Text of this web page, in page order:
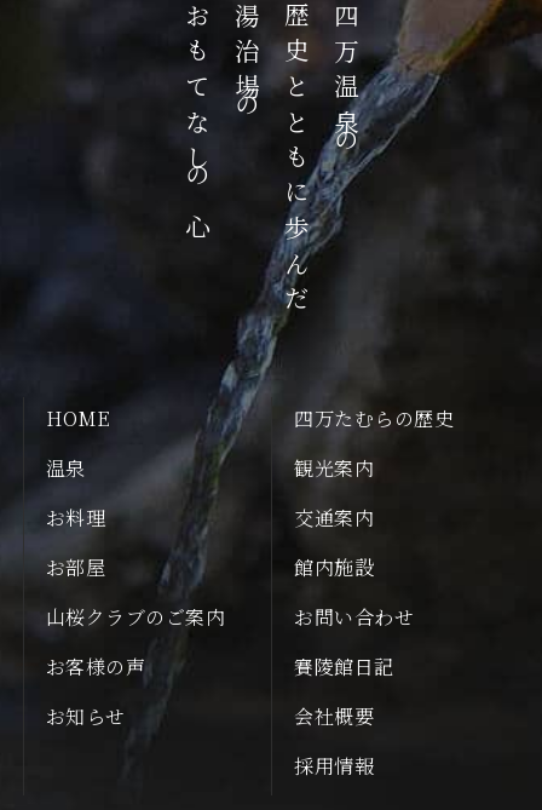
四万温泉の
歴史とともに歩んだ
湯治場の
おもてなしの心
HOME
温泉
お料理
お部屋
四万たむらの歴史
観光案内
交通案内
館内施設
山桜クラブのご案内
お客様の声
お知らせ
お問い合わせ
賽陵館日記
会社概要
採用情報